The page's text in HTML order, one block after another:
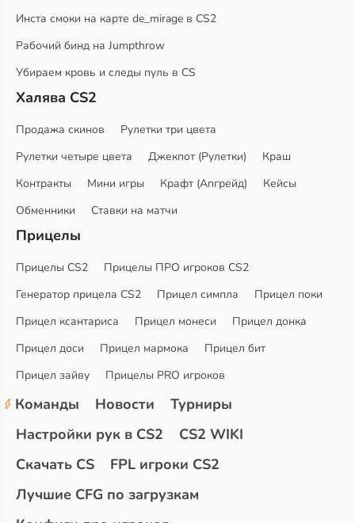
Инста смоки на карте de_mirage в CS2
Рабочий бинд на Jumpthrow
Убираем кровь и следы пуль в CS
Халява CS2
Продажа скинов
Рулетки три цвета
Рулетки четыре цвета
Джекпот (Рулетки)
Краш
Контракты
Мини игры Крафт (Апгрейд)
Кейсы
Обменники
Ставки на матчи
Прицелы
Прицелы CS2
Прицелы ПРО игроков CS2
Генератор прицела CS2
Прицел симпла
Прицел поки
Прицел ксантариса
Прицел монеси
Прицел донка
Прицел доси
Прицел мармока
Прицел бит
Прицел зайву
Прицелы PRO игроков
Команды Новости
Турниры
Настройки рук в CS2
CS2 WIKI
Скачать CS
FPL игроки CS2
Лучшие CFG по загрузкам